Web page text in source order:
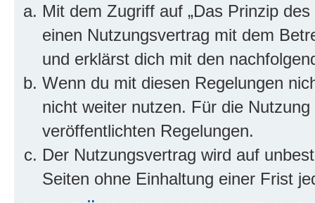
Mit dem Zugriff auf „Das Prinzip
einen Nutzungsvertrag mit dem
und erklärst dich mit den
Wenn du mit diesen Regelungen
nicht weiter nutzen. Für die
veröffentlichten Regelungen.
Der Nutzungsvertrag wird auf
Seiten ohne Einhaltung einer Frist